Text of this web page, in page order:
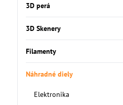
3D perá
3D Skenery
Filamenty
Náhradné diely
Elektronika